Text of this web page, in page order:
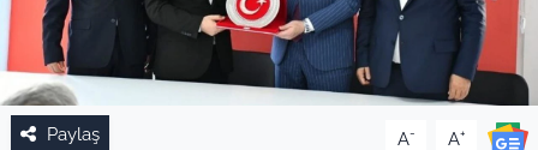
Paylaş A- A+